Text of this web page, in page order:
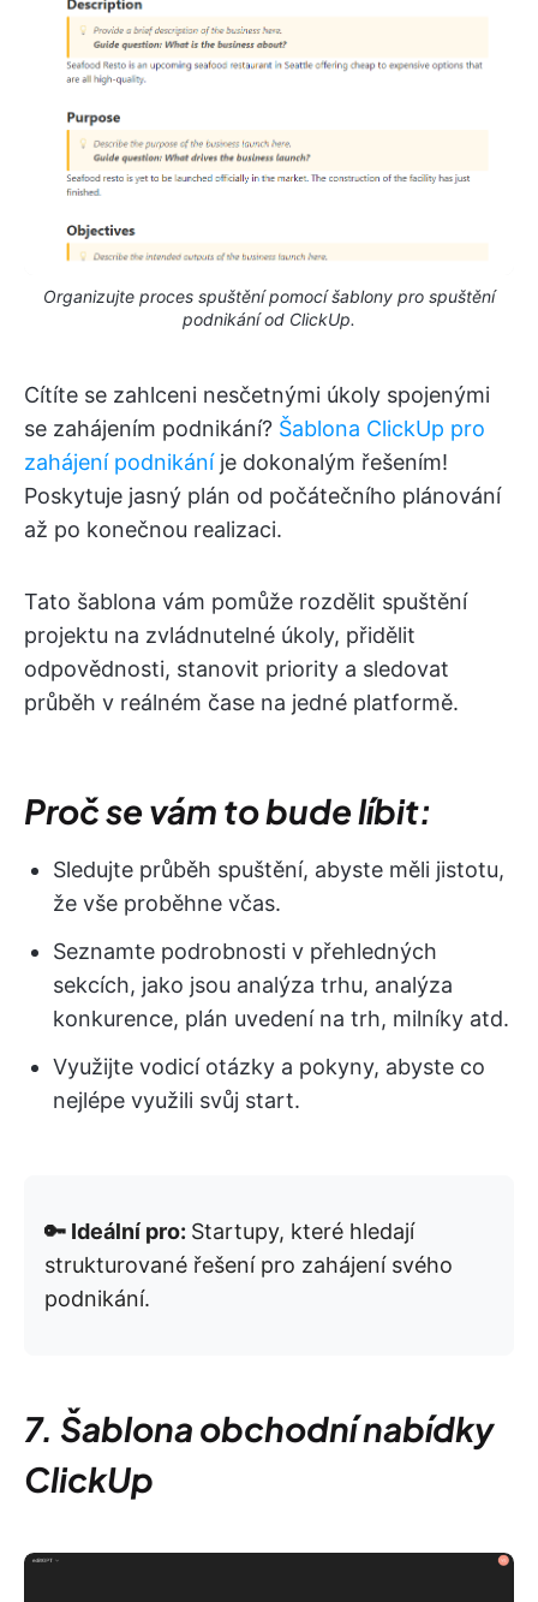
Organizujte proces spuštění pomocí šablony pro spuštění
podnikání od ClickUp.
Cítíte se zahlceni nesčetnými úkoly spojenými
se zahájením podnikání? Šablona ClickUp pro
zahájení podnikáníje dokonalým řešením!
Poskytuje jasný plán od počátečního plánování
až po konečnou realizaci.
Tato šablona vám pomůže rozdělit spuštění
projektu na zvládnutelné úkoly, přidělit
odpovědnosti, stanovit priority a sledovat
průběh v reálném čase na jedné platformě.
Proč se vám to bude líbit:
Sledujte průběh spuštění, abyste měli jistotu,
že vše proběhne včas.
Seznamte podrobnosti v přehledných
sekcích, jako jsou analýza trhu, analýza
konkurence, plán uvedení na trh, milníky atd.
Využijte vodicí otázky a pokyny, abyste co
nejlépe využili svůj start.
🔑 Ideální pro: Startupy, které hledají
strukturované řešení pro zahájení svého
podnikání.
7. Šablona obchodní nabídky
ClickUp